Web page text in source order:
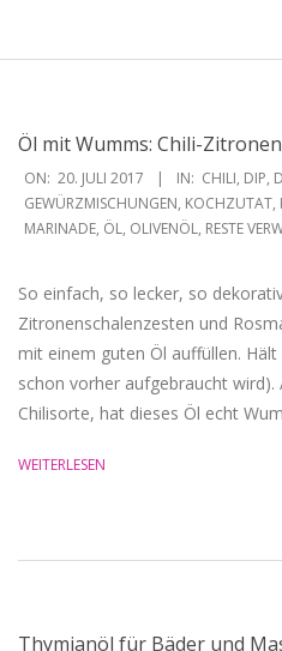
Öl mit Wumms: Chili-
2017-
07-
20
ON: 20. JULI 2017 IN: CHILI, DIP,
GEWÜRZMISCHUNGEN, KOCHZUTAT,
MARINADE, ÖL, OLIVENÖL, RESTE
So einfach, so lecker, so
Zitronenschalenzesten und
mit einem guten Öl auffüllen.
schon vorher aufgebraucht wird).
Chilisorte, hat dieses Öl echt
WEITERLESEN
Thymianöl für Bäder und